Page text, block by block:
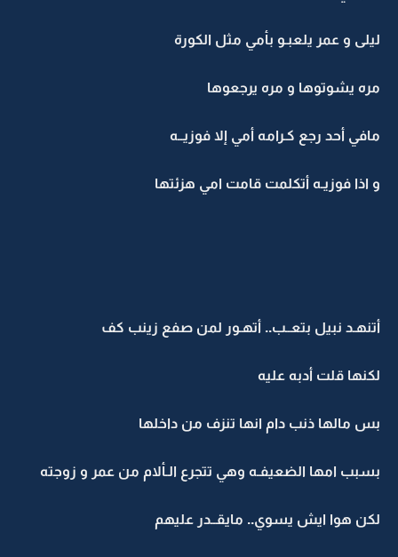
ليلى و عمر يلعبـو بأمي مثل الكورة
مره يشوتوها و مره يرجعوها
مافي أحد رجع كـرامه أمي إلا فوزيــه
و اذا فوزيـه أتكلمت قامت امي هزئتها
أتنهـد نبيل بتعــب.. أتهـور لمن صفع زينب كف
لكنها قلت أدبه عليه
بس مالها ذنب دام انها تنزف من داخلها
بسبب امها الضعيفـه وهي تتجرع الـألام من عمر و زوجته
لكن هوا ايش يسوي.. مايقــدر عليهم